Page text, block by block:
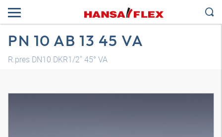
PN 10 AB 13 45 VA
R.pres DN10 DKR1/2" 45° VA